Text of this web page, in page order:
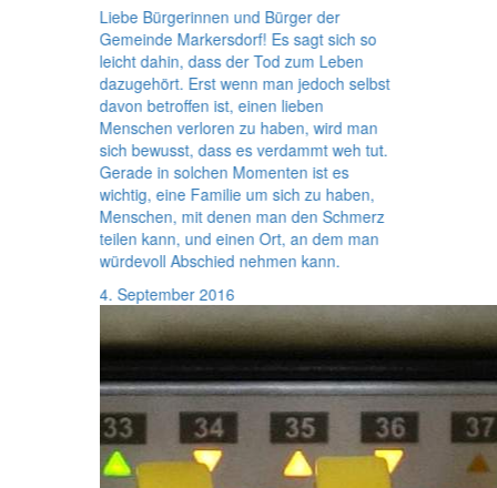
Liebe Bürgerinnen und Bürger der
Gemeinde Markersdorf! Es sagt sich so
leicht dahin, dass der Tod zum Leben
dazugehört. Erst wenn man jedoch selbst
davon betroffen ist, einen lieben
Menschen verloren zu haben, wird man
sich bewusst, dass es verdammt weh tut.
Gerade in solchen Momenten ist es
wichtig, eine Familie um sich zu haben,
Menschen, mit denen man den Schmerz
teilen kann, und einen Ort, an dem man
würdevoll Abschied nehmen kann.
4. September 2016